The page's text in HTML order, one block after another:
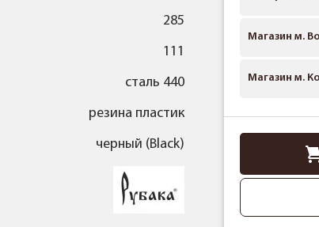
285
111
сталь 440
резина пластик
черный (Black)
Магазин м.
Магазин м.